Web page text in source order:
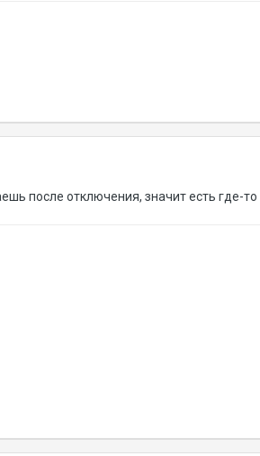
после отключения, значит есть где-то